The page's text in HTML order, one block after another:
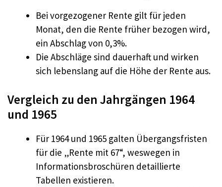
Bei vorgezogener Rente gilt für jeden
Monat, den die Rente früher bezogen wird,
ein Abschlag von 0,3%.
Die Abschläge sind dauerhaft und wirken
sich lebenslang auf die Höhe der Rente aus.
Vergleich zu den Jahrgängen 1964
und 1965
Für 1964 und 1965 galten Übergangsfristen
für die „Rente mit 67“, weswegen in
Informationsbroschüren detaillierte
Tabellen existieren.